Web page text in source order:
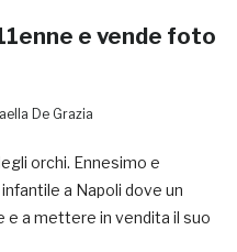
e vende foto
De Grazia
orchi. Ennesimo e
a Napoli dove un
e a mettere in vendita il suo